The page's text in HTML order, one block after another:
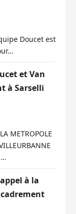
Doucet est
et Van
à Sarselli
METROPOLE
à la